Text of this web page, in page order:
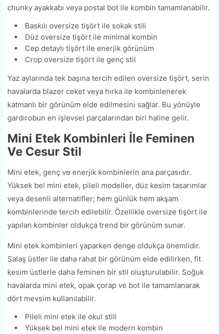
chunky ayakkabı veya postal bot ile kombin tamamlanabilir.
Baskılı oversize tişört ile sokak stili
Düz oversize tişört ile minimal kombin
Cep detaylı tişört ile enerjik görünüm
Crop oversize tişört ile genç stil
Yaz aylarında tek başına tercih edilen oversize tişört, serin
havalarda blazer ceket veya hırka ile kombinlenerek
katmanlı bir görünüm elde edilmesini sağlar. Bu yönüyle
gardırobun en işlevsel parçalarından biri haline gelir.
Mini Etek Kombinleri İle Feminen
Ve Cesur Stil
Mini etek, genç ve enerjik kombinlerin ana parçasıdır.
Yüksek bel mini etek, pileli modeller, düz kesim tasarımlar
veya desenli alternatifler; hem günlük hem akşam
kombinlerinde tercih edilebilir. Özellikle oversize tişört ile
yapılan kombinler oldukça trend bir görünüm sunar.
Mini etek kombinleri yaparken denge oldukça önemlidir.
Salaş üstler ile daha rahat bir görünüm elde edilirken, fit
kesim üstlerle daha feminen bir stil oluşturulabilir. Soğuk
havalarda mini etek, opak çorap ve bot ile tamamlanarak
dört mevsim kullanılabilir.
Pileli mini etek ile okul stili
Yüksek bel mini etek ile modern kombin